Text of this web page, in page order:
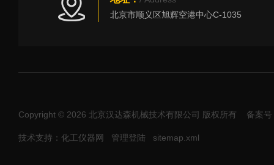
北京市顺义区旭辉空港中心C-1035
Copyright © 2026 北京汉达森机械技术有限公司 版权所有 备案
技术支持：化工仪器网 管理登陆 sitemap.xml